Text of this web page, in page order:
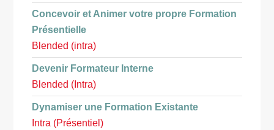
Concevoir et Animer votre propre Formation
Présentielle
Blended (intra)
Devenir Formateur Interne
Blended (Intra)
Dynamiser une Formation Existante
Intra (Présentiel)